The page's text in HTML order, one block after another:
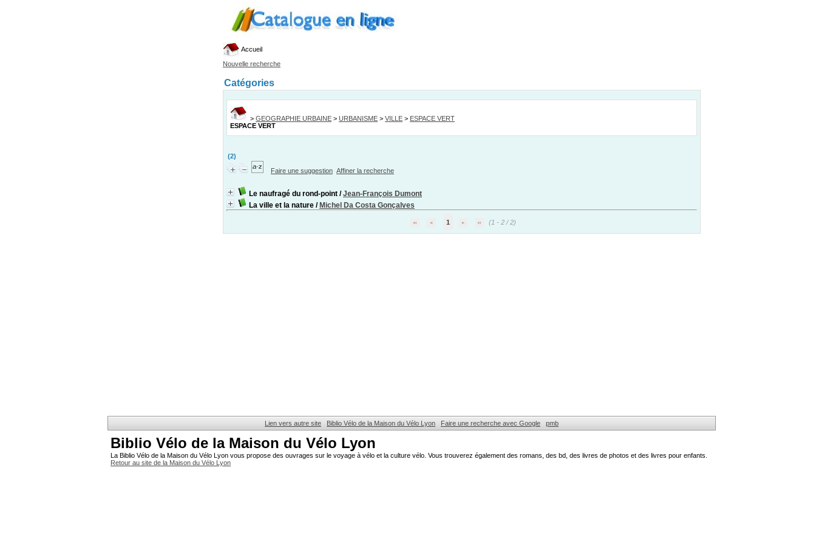
Accueil
Nouvelle recherche
Catégories
> GEOGRAPHIE URBAINE > URBANISME > VILLE > ESPACE VERT
ESPACE VERT
(2)
Faire une suggestion Affiner la recherche
Le naufragé du rond-point /Jean-François Dumont
La ville et la nature / Michel Da Costa Gonçalves
1 (1 - 2 / 2)
Lien vers autre site Biblio Vélo de la Maison du Vélo Lyon Faire une recherche avec Google pmb
Biblio Vélo de la Maison du Vélo Lyon
La Biblio Vélo de la Maison du Vélo Lyon vous propose des ouvrages sur le voyage à vélo et la culture vélo. Vous trouverez également des romans, des bd, des livres de photos et des livres pour enfants.
Retour au site de la Maison du Vélo Lyon